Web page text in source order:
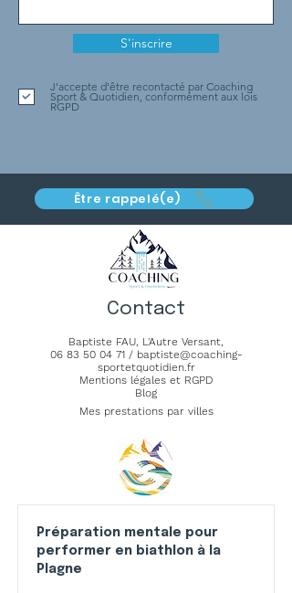
S'inscrire
J'accepte d'être recontacté par Coaching
Sport & Quotidien, conformément aux lois
RGPD
Être rappelé(e)
Contact
Baptiste FAU, L'Autre Versant,
06 83 50 04 71/ baptiste@coaching-
sportetquotidien.fr
Mentions légales et RGPD
Blog
Mes prestations par villes
Préparation mentale pour
performer en biathlon à la
Plagne